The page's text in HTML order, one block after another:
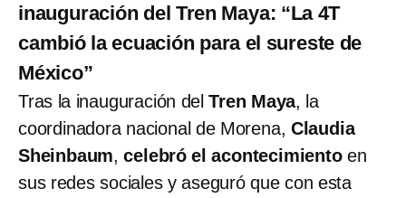
inauguración del Tren Maya: “La 4T
cambió la ecuación para el sureste de
México”
Tras la inauguración delTren Maya, la
coordinadora nacional de Morena, Claudia
Sheinbaum,celebró el acontecimientoen
sus redes sociales y aseguró que con esta